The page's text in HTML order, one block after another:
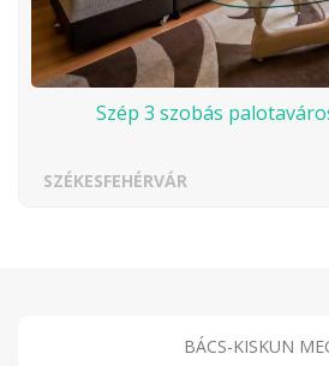
Szép 3 szobás
SZÉKESFEHÉRVÁR
BÁCS-KISKUN